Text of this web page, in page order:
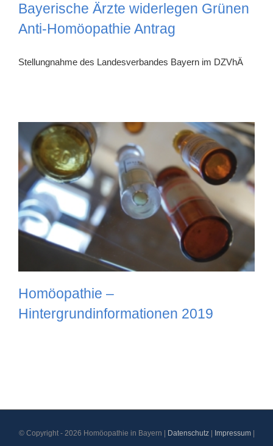
Bayerische Ärzte widerlegen Grünen
Anti-Homöopathie Antrag
Stellungnahme des Landesverbandes Bayern im DZVhÄ
Homöopathie –
Hintergrundinformationen 2019
© Copyright - 2026 Homöopathie in Bayern | Datenschutz| Impressum|